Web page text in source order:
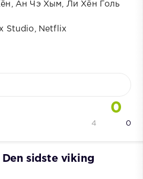
Ан Чэ Хым, Ли Хён Голь
Studio, Netflix
0
0
4
Den sidste viking